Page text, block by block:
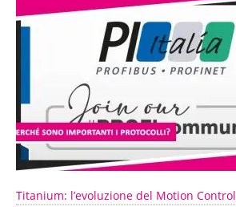
Titanium: l’evoluzione del Motion Control